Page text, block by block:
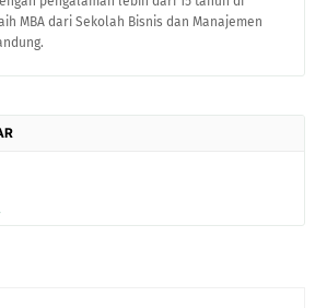
MBA dari Sekolah Bisnis dan Manajemen